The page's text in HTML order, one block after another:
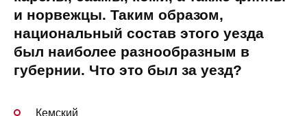
и норвежцы. Таким образом,
национальный состав этого уезда
был наиболее разнообразным в
губернии. Что это был за уезд?
Кемский